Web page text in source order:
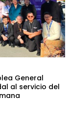
General
al servicio del